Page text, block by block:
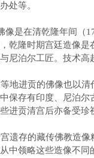
处等。
是在清乾隆年间（
乾隆时期宫廷造像
尼泊尔工匠。技术
地进贡的佛像也以清
保存有印度、尼泊
进贡清宫后亦备受珍
遗存的藏传佛教造像
中领略这些造像不